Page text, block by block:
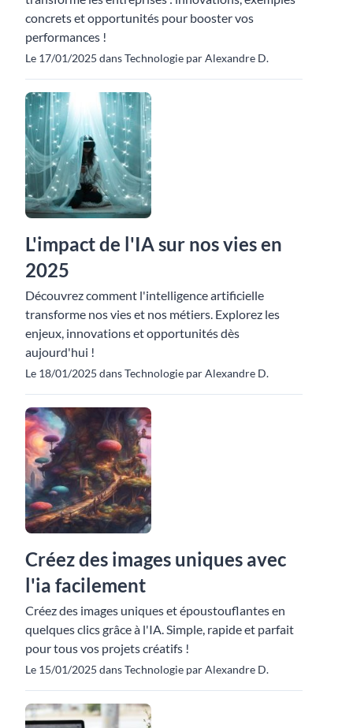
concrets et opportunités pour booster vos
performances !
Le 17/01/2025 dans Technologie par Alexandre D.
L'impact de l'IA sur nos vies en
2025
Découvrez comment l'intelligence artificielle
transforme nos vies et nos métiers. Explorez les
enjeux, innovations et opportunités dès
aujourd'hui !
Le 18/01/2025 dans Technologie par Alexandre D.
Créez des images uniques avec
l'ia facilement
Créez des images uniques et époustouflantes en
quelques clics grâce à l'IA. Simple, rapide et parfait
pour tous vos projets créatifs !
Le 15/01/2025 dans Technologie par Alexandre D.